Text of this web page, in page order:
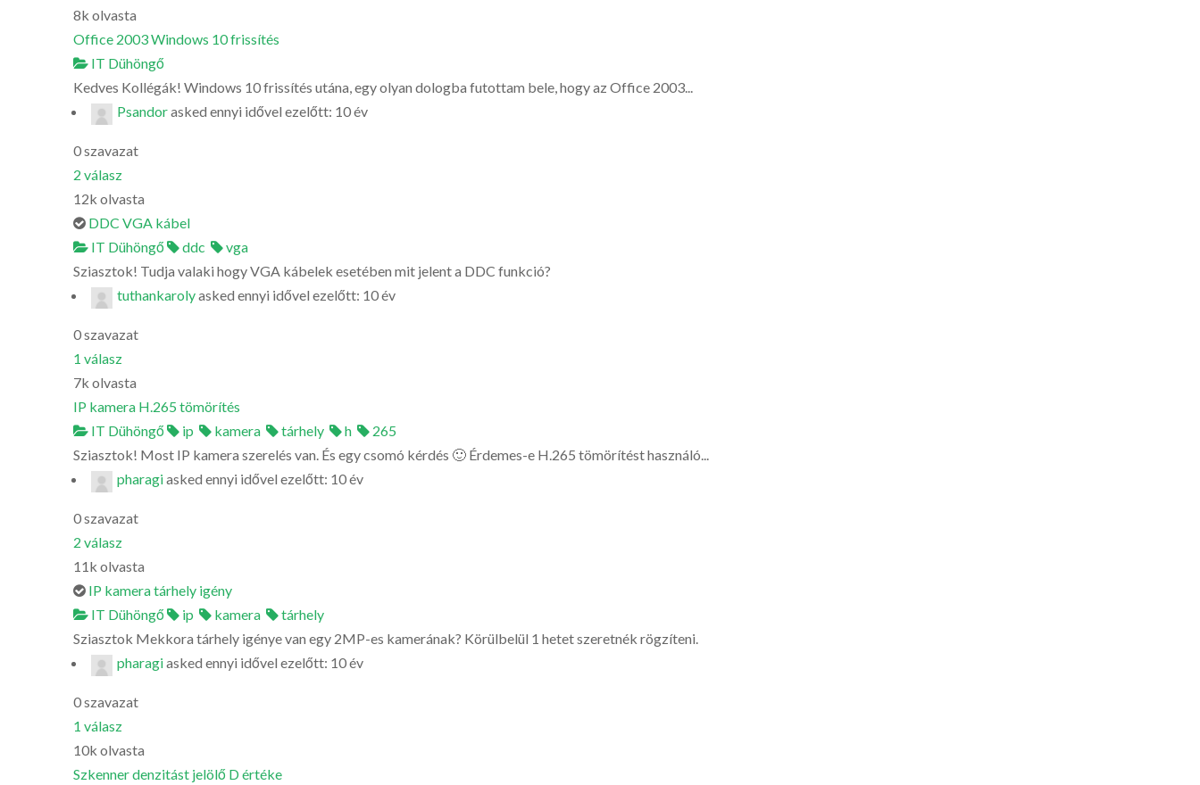
8k olvasta
Office 2003 Windows 10 frissítés
IT Dühöngő
Kedves Kollégák! Windows 10 frissítés utána, egy olyan dologba futottam bele, hogy az Office 2003...
Psandorasked ennyi idővel ezelőtt: 10 év
0szavazat
2 válasz
12k olvasta
DDC VGA kábel
IT Dühöngő
ddc
vga
Sziasztok! Tudja valaki hogy VGA kábelek esetében mit jelent a DDC funkció?
tuthankarolyasked ennyi idővel ezelőtt: 10 év
0szavazat
1 válasz
7k olvasta
IP kamera H.265 tömörítés
IT Dühöngő
ip kamera tárhely h
265
Sziasztok! Most IP kamera szerelés van. És egy csomó kérdés 🙂 Érdemes-e H.265 tömörítést használó...
pharagiasked ennyi idővel ezelőtt: 10 év
0szavazat
2 válasz
11k olvasta
IP kamera tárhely igény
IT Dühöngő
ip kamera
tárhely
Sziasztok Mekkora tárhely igénye van egy 2MP-es kamerának? Körülbelül 1 hetet szeretnék rögzíteni.
pharagiasked ennyi idővel ezelőtt: 10 év
0szavazat
1 válasz
10k olvasta
Szkenner denzitást jelölő D értéke